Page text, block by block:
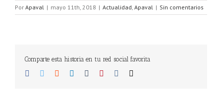
Por Apaval | mayo 11th, 2018 | Actualidad, Apaval | Sin comentarios
Comparte esta historia en tu red social favorita
Facebook
TwitterReddit LinkedIn
TumblrPinterest